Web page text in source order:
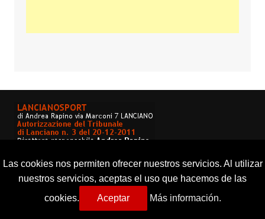
Copyright © 2026 Lancianosport. Tutti i diritti riservati.
Las cookies nos permiten ofrecer nuestros servicios. Al utilizar
nuestros servicios, aceptas el uso que hacemos de las
cookies.
Aceptar Más información.